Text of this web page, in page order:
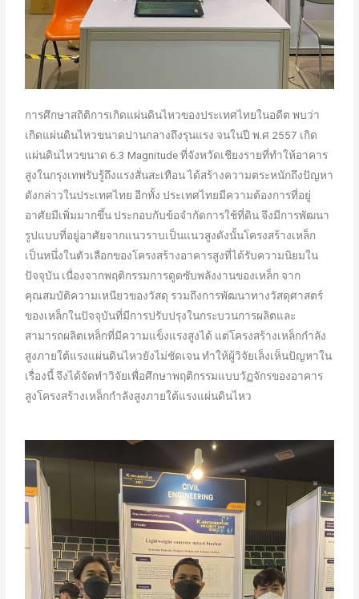
การศึกษาสถิติการเกิดแผ่นดินไหวของประเทศไทยในอดีต พบว่า
เกิดแผ่นดินไหวขนาดปานกลางถึงรุนแรง จนในปี พ.ศ 2557 เกิด
แผ่นดินไหวขนาด 6.3 Magnitude ที่จังหวัดเชียงรายที่ทำให้อาคาร
สูงในกรุงเทพรับรู้ถึงแรงสั่นสะเทือน ได้สร้างความตระหนักถึงปัญหา
ดังกล่าวในประเทศไทย อีกทั้ง ประเทศไทยมีความต้องการที่อยู่
อาศัยมีเพิ่มมากขึ้น ประกอบกับข้อจำกัดการใช้ที่ดิน จึงมีการพัฒนา
รูปแบบที่อยู่อาศัยจากแนวราบเป็นแนวสูงดังนั้นโครงสร้างเหล็ก
เป็นหนึ่งในตัวเลือกของโครงสร้างอาคารสูงที่ได้รับความนิยมใน
ปัจจุบัน เนื่องจากพฤติกรรมการดูดซับพลังงานของเหล็ก จาก
คุณสมบัติความเหนียวของวัสดุ รวมถึงการพัฒนาทางวัสดุศาสตร์
ของเหล็กในปัจจุบันที่มีการปรับปรุงในกระบวนการผลิตและ
สามารถผลิตเหล็กที่มีความแข็งแรงสูงได้ แต่โครงสร้างเหล็กกำลัง
สูงภายใต้แรงแผ่นดินไหวยังไม่ชัดเจน ทำให้ผู้วิจัยเล็งเห็นปัญหาใน
เรื่องนี้ จึงได้จัดทำวิจัยเพื่อศึกษาพฤติกรรมแบบวัฏจักรของอาคาร
สูงโครงสร้างเหล็กกำลังสูงภายใต้แรงแผ่นดินไหว